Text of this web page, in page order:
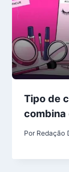
Tipo de
combina
Por Redação